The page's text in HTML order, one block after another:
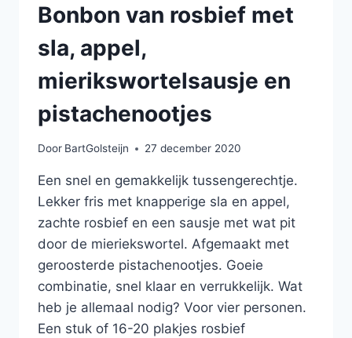
Bonbon van rosbief met
sla, appel,
mierikswortelsausje en
pistachenootjes
Door BartGolsteijn 27 december 2020
Een snel en gemakkelijk tussengerechtje.
Lekker fris met knapperige sla en appel,
zachte rosbief en een sausje met wat pit
door de mieriekswortel. Afgemaakt met
geroosterde pistachenootjes. Goeie
combinatie, snel klaar en verrukkelijk. Wat
heb je allemaal nodig? Voor vier personen.
Een stuk of 16-20 plakjes rosbief